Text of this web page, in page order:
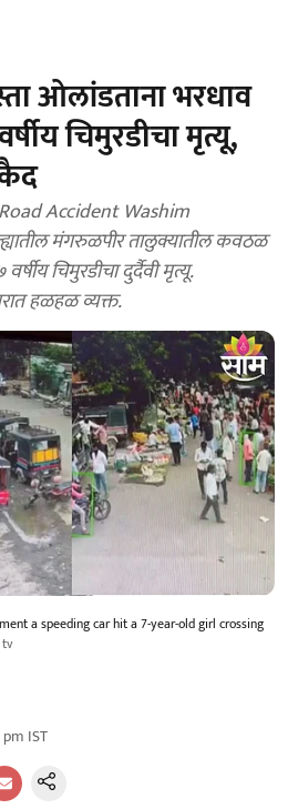
ओलांडताना भरधाव
चिमुरडीचा मृत्यू,
Accident Washim
मंगरुळपीर तालुक्यातील कवठळ
चिमुरडीचा दुर्दैवी मृत्यू.
हळहळ व्यक्त.
a speeding car hit a 7-year-old girl crossing
pm IST